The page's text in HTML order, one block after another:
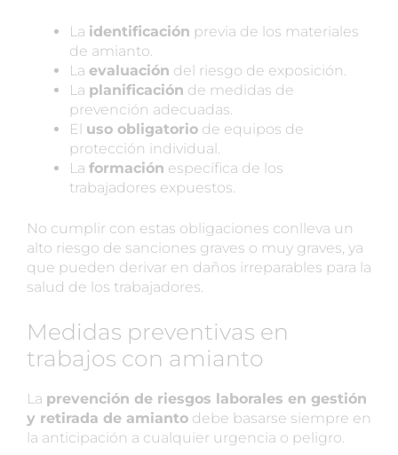
La identificación previa de los materiales
de amianto.
La evaluación del riesgo de exposición.
La planificación de medidas de
prevención adecuadas.
El uso obligatorio de equipos de
protección individual.
La formación específica de los
trabajadores expuestos.
No cumplir con estas obligaciones conlleva un
alto riesgo de sanciones graves o muy graves, ya
que pueden derivar en daños irreparables para la
salud de los trabajadores.
Medidas preventivas en
trabajos con amianto
La prevención de riesgos laborales en gestión
y retirada de amianto debe basarse siempre en
la anticipación a cualquier urgencia o peligro.